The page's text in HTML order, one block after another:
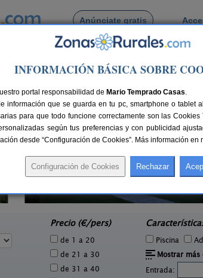
Anúnciate gratis
Busca por pueblo
El Trineo de Campoo
Precio (€/pers)
de 1 a 20
de 21 a 30
de 31 a 40
Piscina
Mostrar más
Entrada:
INFORMACIÓN BÁSICA SOBRE
portal responsabilidad de Mario Temprado Casas.
información que se guarda en tu pc, smartphone o tablet
para que todo funcione correctamente son las
según tus preferencias y con publicidad
desde “Configuración de Cookies”. Más información en